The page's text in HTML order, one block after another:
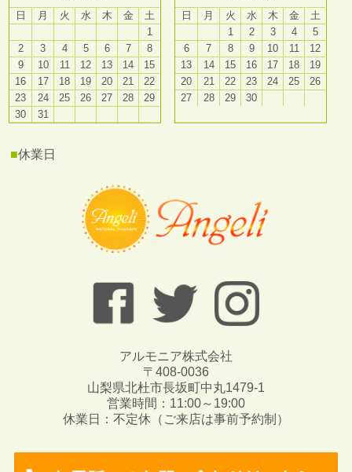
日
月 火 水 木 金
土
1
2
3 4 5 6 7
8
9
10 11 12 13 14
15
16
17 18 19 20 21
22
23
24 25 26 27 28
29
30
31
日
月 火 水 木 金
土
1
2 3 4
5
6
7 8 9 10 11
12
13
14 15 16 17 18
19
20
21 22 23 24 25
26
27
28 29 30
■休業日
アルモニア株式会社
〒408-0036
山梨県北杜市長坂町中丸1479-1
営業時間：11:00～19:00
休業日：不定休（ご来店は事前予約制）